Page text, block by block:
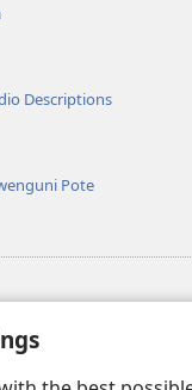
Descriptions
Pote
KWENYE